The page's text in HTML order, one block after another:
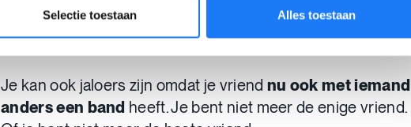
Selectie toestaan Alles toestaan
We zien elkaar nog evenveel.
Toch ben ik jaloers
Je kan ook jaloers zijn omdat je vriend nu ook met iemand
anders een band heeft. Je bent niet meer de enige vriend.